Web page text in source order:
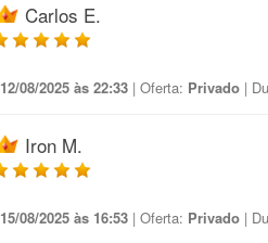
Carlos E.
12/08/2025 às 22:33 | Oferta: Privado |
Iron M.
15/08/2025 às 16:53 | Oferta: Privado |